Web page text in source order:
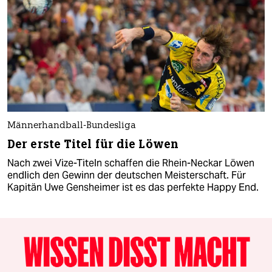
Männerhandball-Bundesliga
Der erste Titel für die Löwen
Nach zwei Vize-Titeln schaffen die Rhein-Neckar Löwen
endlich den Gewinn der deutschen Meisterschaft. Für
Kapitän Uwe Gensheimer ist es das perfekte Happy End.